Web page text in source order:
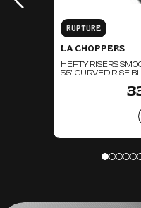
RUPTURE
LA CHOPPERS
HEFTY RISERS
5.5" CURVED RISE